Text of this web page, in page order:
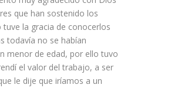
que han sostenido los
la gracia de conocerlos
todavía no se habían
menor de edad, por ello tuvo
el valor del trabajo, a ser
le dije que iríamos a un